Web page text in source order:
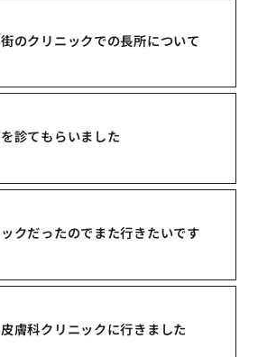
のクリニックでの長所について
診てもらいました
クだったのでまた行きたいです
膚科クリニックに行きました